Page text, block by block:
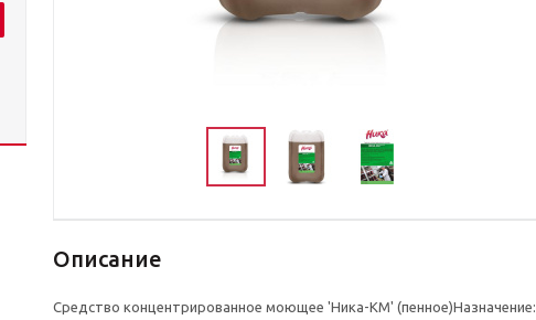
Описание
Средство концентрированное моющее 'Ника-КМ' (пенное)Назначение: